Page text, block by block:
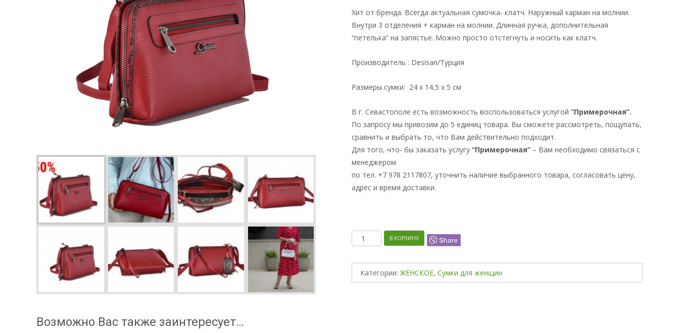
Хит от бренда. Всегда актуальная сумочка- клатч. Наружный карман на молнии.
Внутри 3 отделения + карман на молнии. Длинная ручка, дополнительная
“петелька” на запястье. Можно просто отстегнуть и носить как клатч.
Производитель : Desisan/Турция
Размеры сумки: 24 х 14,5 х 5 см
В г. Севастополе есть возможность воспользоваться услугой “Примерочная”.
По запросу мы привозим до 5 единиц товара. Вы сможете рассмотреть, пощупать,
сравнить и выбрать то, что Вам действительно подходит.
Для того, что- бы заказать услугу “Примерочная” – Вам необходимо связаться с
менеджером
по тел. +7 978 2117807, уточнить наличие выбранного товара, согласовать цену,
адрес и время доставки.
КоличествоВ КОРЗИНУ
Категории:ЖЕНСКОЕ, Сумки для женщин
Возможно Вас также заинтересует…